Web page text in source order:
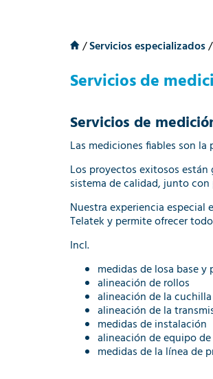
/Servicios especializados/
Servicios de
Servicios de
Las mediciones fiables son
Los proyectos exitosos
sistema de calidad, junto
Nuestra experiencia especial
Telatek y permite ofrecer
Incl.
medidas de losa base y
alineación de rollos
alineación de la
alineación de la
medidas de instalación
alineación de equipo
medidas de la línea de